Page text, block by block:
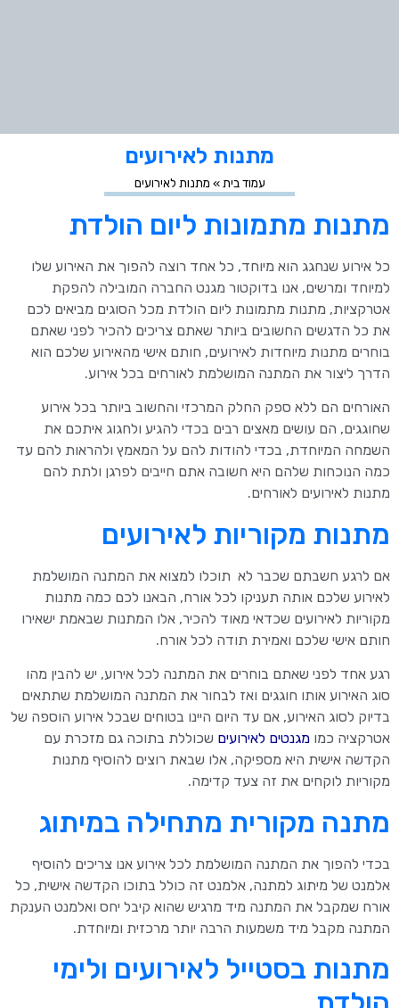
מתנות לאירועים
עמוד בית » מתנות לאירועים
מתנות מתמונות ליום הולדת
כל אירוע שנחגג הוא מיוחד, כל אחד רוצה להפוך את האירוע שלו
למיוחד ומרשים, אנו בדוקטור מגנט החברה המובילה להפקת
אטרקציות, מתנות מתמונות ליום הולדת מכל הסוגים מביאים לכם
את כל הדגשים החשובים ביותר שאתם צריכים להכיר לפני שאתם
בוחרים מתנות מיוחדות לאירועים, חותם אישי מהאירוע שלכם הוא
הדרך ליצור את המתנה המושלמת לאורחים בכל אירוע.
האורחים הם ללא ספק החלק המרכזי והחשוב ביותר בכל אירוע
שחוגגים, הם עושים מאצים רבים בכדי להגיע ולחגוג איתכם את
השמחה המיוחדת, בכדי להודות להם על המאמץ ולהראות להם עד
כמה הנוכחות שלהם היא חשובה אתם חייבים לפרגן ולתת להם
מתנות לאירועים לאורחים.
מתנות מקוריות לאירועים
אם לרגע חשבתם שכבר לא תוכלו למצוא את המתנה המושלמת
לאירוע שלכם אותה תעניקו לכל אורח, הבאנו לכם כמה מתנות
מקוריות לאירועים שכדאי מאוד להכיר, אלו המתנות שבאמת ישאירו
חותם אישי שלכם ואמירת תודה לכל אורח.
רגע אחד לפני שאתם בוחרים את המתנה לכל אירוע, יש להבין מהו
סוג האירוע אותו חוגגים ואז לבחור את המתנה המושלמת שתתאים
בדיוק לסוג האירוע, אם עד היום היינו בטוחים שבכל אירוע הוספה של
אטרקציה כמו מגנטים לאירועים שכוללת בתוכה גם מזכרת עם
הקדשה אישית היא מספיקה, אלו שבאת רוצים להוסיף מתנות
מקוריות לוקחים את זה צעד קדימה.
מתנה מקורית מתחילה במיתוג
בכדי להפוך את המתנה המושלמת לכל אירוע אנו צריכים להוסיף
אלמנט של מיתוג למתנה, אלמנט זה כולל בתוכו הקדשה אישית, כל
אורח שמקבל את המתנה מיד מרגיש שהוא קיבל יחס ואלמנט הענקת
המתנה מקבל מיד משמעות הרבה יותר מרכזית ומיוחדת.
מתנות בסטייל לאירועים ולימי